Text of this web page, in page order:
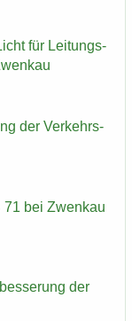
für Lei­tungs­
der Ver­kehrs­
71 bei Zwenkau
der